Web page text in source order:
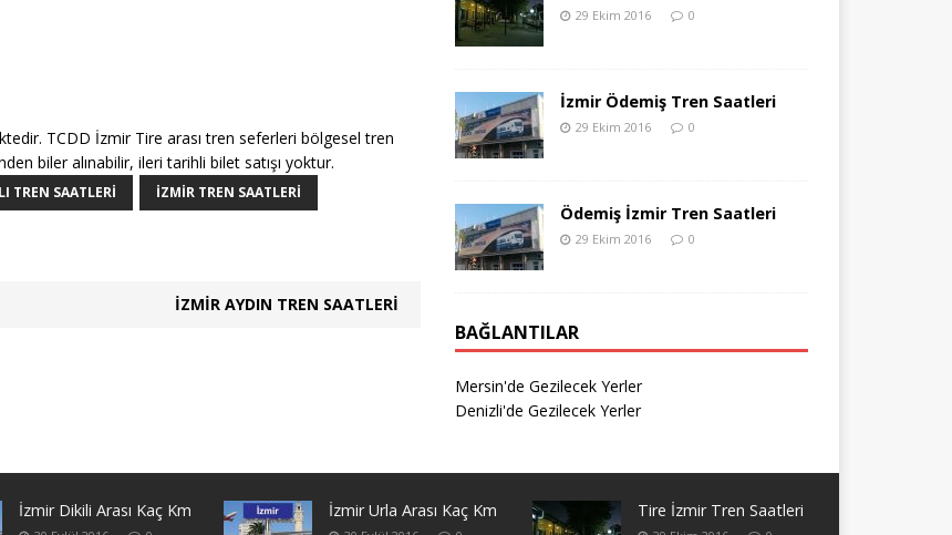
TCDD İzmir Tire arası tren seferleri bölgesel tren
biler alınabilir, ileri tarihli bilet satışı yoktur.
TREN SAATLERI İZMIR TREN SAATLERI
İZMIR AYDIN TREN SAATLERI
29 Ekim 2016 0
İzmir Ödemiş Tren Saatleri
29 Ekim 2016 0
Ödemiş İzmir Tren Saatleri
29 Ekim 2016 0
BAĞLANTILAR
Mersin'de Gezilecek Yerler
Denizli'de Gezilecek Yerler
İzmir Dikili Arası Kaç Km İzmir Urla Arası Kaç Km Tire İzmir Tren Saatleri